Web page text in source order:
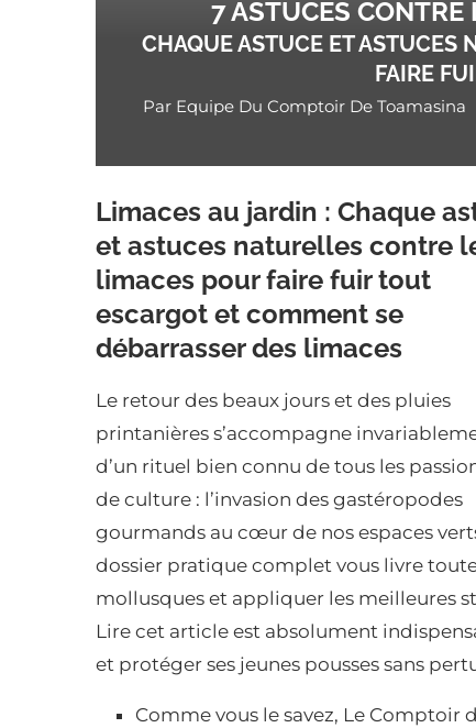
7 ASTUCES CONTRE
CHAQUE ASTUCE ET ASTUCES
FAIRE
Par Equipe Du Comptoir De Toamasina
Limaces au jardin : Chaque
et astuces naturelles contre
limaces pour faire fuir tout
escargot et comment se
débarrasser des limaces
Le retour des beaux jours et des pluies
printanières s’accompagne
d’un rituel bien connu de tous les
de culture : l’invasion des gastéropodes
gourmands au cœur de nos espaces
dossier pratique complet vous livre
mollusques et appliquer les meilleures
Lire cet article est absolument
et protéger ses jeunes pousses sans
Comme vous le savez, Le Comptoir